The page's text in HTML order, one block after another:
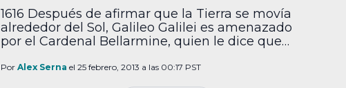
1616 Después de afirmar que la Tierra se movía
alrededor del Sol, Galileo Galilei es amenazado
por el Cardenal Bellarmine, quien le dice que
de ser encarcelado”. 1836 Samuel Colt patenta
Por Alex Serna el 25 febrero, 2013 a las 00:17 PST